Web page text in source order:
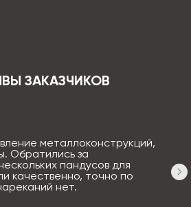
ЗАКАЗЧИКОВ
металлоконструкций,
Обратились за
пандусов для
качественно, точно по
нет.